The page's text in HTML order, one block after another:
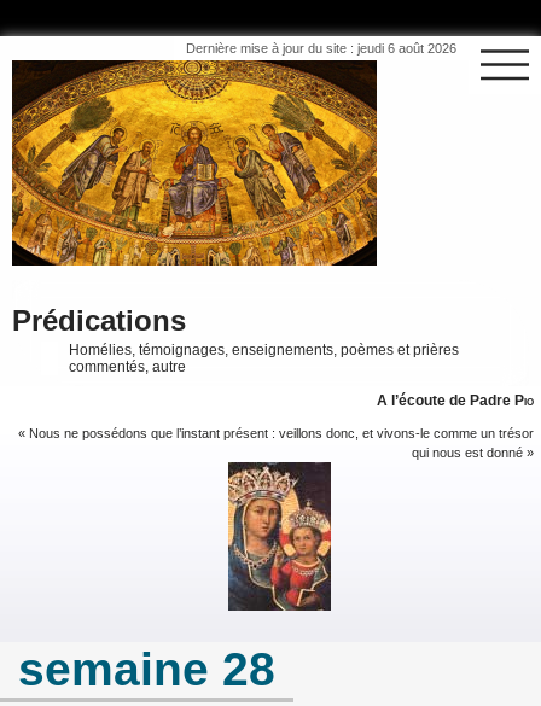
Dernière mise à jour du site : jeudi 6 août 2026
Prédications
Homélies, témoignages, enseignements, poèmes et prières
commentés, autre
A l’écoute de Padre Pio
« Nous ne possédons que l’instant présent : veillons donc, et vivons-le comme un trésor
qui nous est donné »
semaine 28